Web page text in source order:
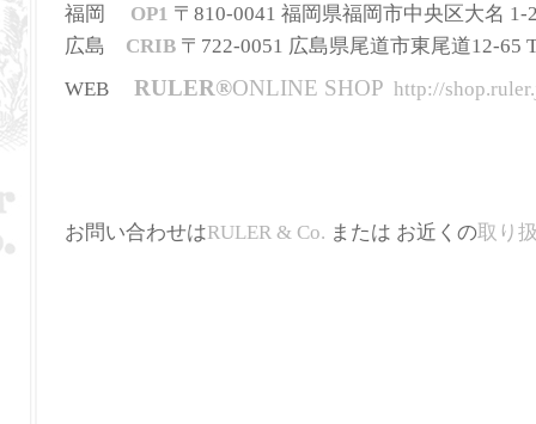
福岡 OP1 〒810-0041 福岡県福岡市中央区大名
広島 CRIB 〒722-0051 広島県尾道市東尾道12-65
WEB RULER®ONLINE SHOP http://
お問い合わせはRULER & Co. または お近くの取り